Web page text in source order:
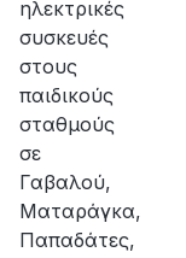
ηλεκτρικές
συσκευές
στους
παιδικούς
σταθμούς
σε
Γαβαλού,
Ματαράγκα,
Παπαδάτες,